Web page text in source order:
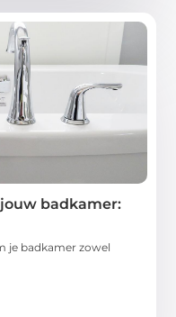
badkamer:
je badkamer zowel